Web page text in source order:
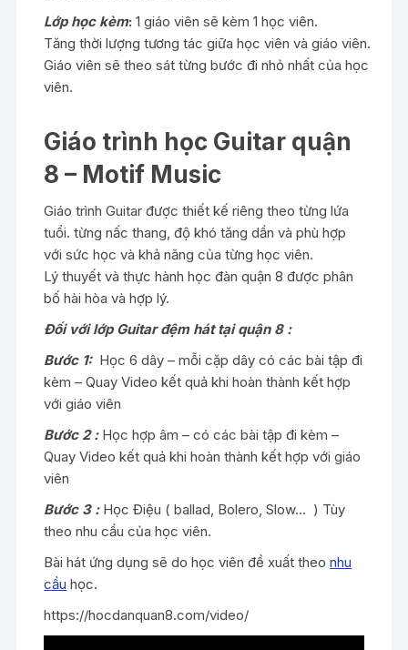
Lớp học kèm: 1 giáo viên sẽ kèm 1 học viên.
Tăng thời lượng tương tác giữa học viên và giáo viên.
Giáo viên sẽ theo sát từng bước đi nhỏ nhất của học
viên.
Giáo trình học Guitar quận
8 – Motif Music
Giáo trình Guitar được thiết kế riêng theo từng lứa
tuổi. từng nấc thang, độ khó tăng dần và phù hợp
với sức học và khả năng của từng học viên.
Lý thuyết và thực hành học đàn quận 8 được phân
bố hài hòa và hợp lý.
Đối với lớp Guitar đệm hát tại quận 8 :
Bước 1:Học 6 dây – mỗi cặp dây có các bài tập đi
kèm – Quay Video kết quả khi hoàn thành kết hợp
với giáo viên
Bước 2 :Học hợp âm – có các bài tập đi kèm –
Quay Video kết quả khi hoàn thành kết hợp với giáo
viên
Bước 3 :Học Điệu ( ballad, Bolero, Slow… ) Tùy
theo nhu cầu của học viên.
Bài hát ứng dụng sẽ do học viên đề xuất theonhu
cầu học.
https://hocdanquan8.com/video/